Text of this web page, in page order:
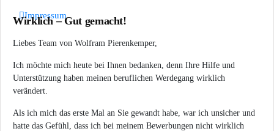
Impressum
Wirklich – Gut gemacht!
Liebes Team von Wolfram Pierenkemper,
Ich möchte mich heute bei Ihnen bedanken, denn Ihre Hilfe und
Unterstützung haben meinen beruflichen Werdegang wirklich
verändert.
Als ich mich das erste Mal an Sie gewandt habe, war ich unsicher und
hatte das Gefühl, dass ich bei meinem Bewerbungen nicht wirklich